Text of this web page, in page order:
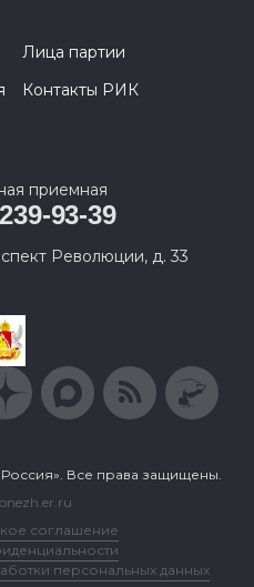
Лица партии
Контакты РИК
приемная
93-39
Революции, д. 33
Все права защищены.
соглашение
персональных данных